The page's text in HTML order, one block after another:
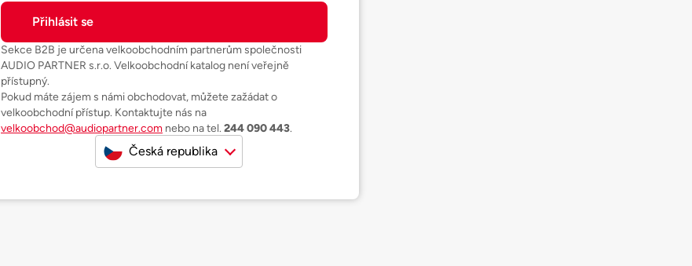
Sekce B2B je určena velkoobchodním partnerům společnosti
AUDIO PARTNER s.r.o. Velkoobchodní katalog není veřejně
přístupný.
Pokud máte zájem s námi obchodovat, můžete zažádat o
velkoobchodní přístup. Kontaktujte nás na
velkoobchod@audiopartner.com nebo na tel. 244 090 443.
Česká republika